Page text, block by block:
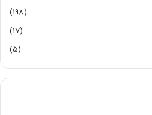
(198)
(17)
(5)